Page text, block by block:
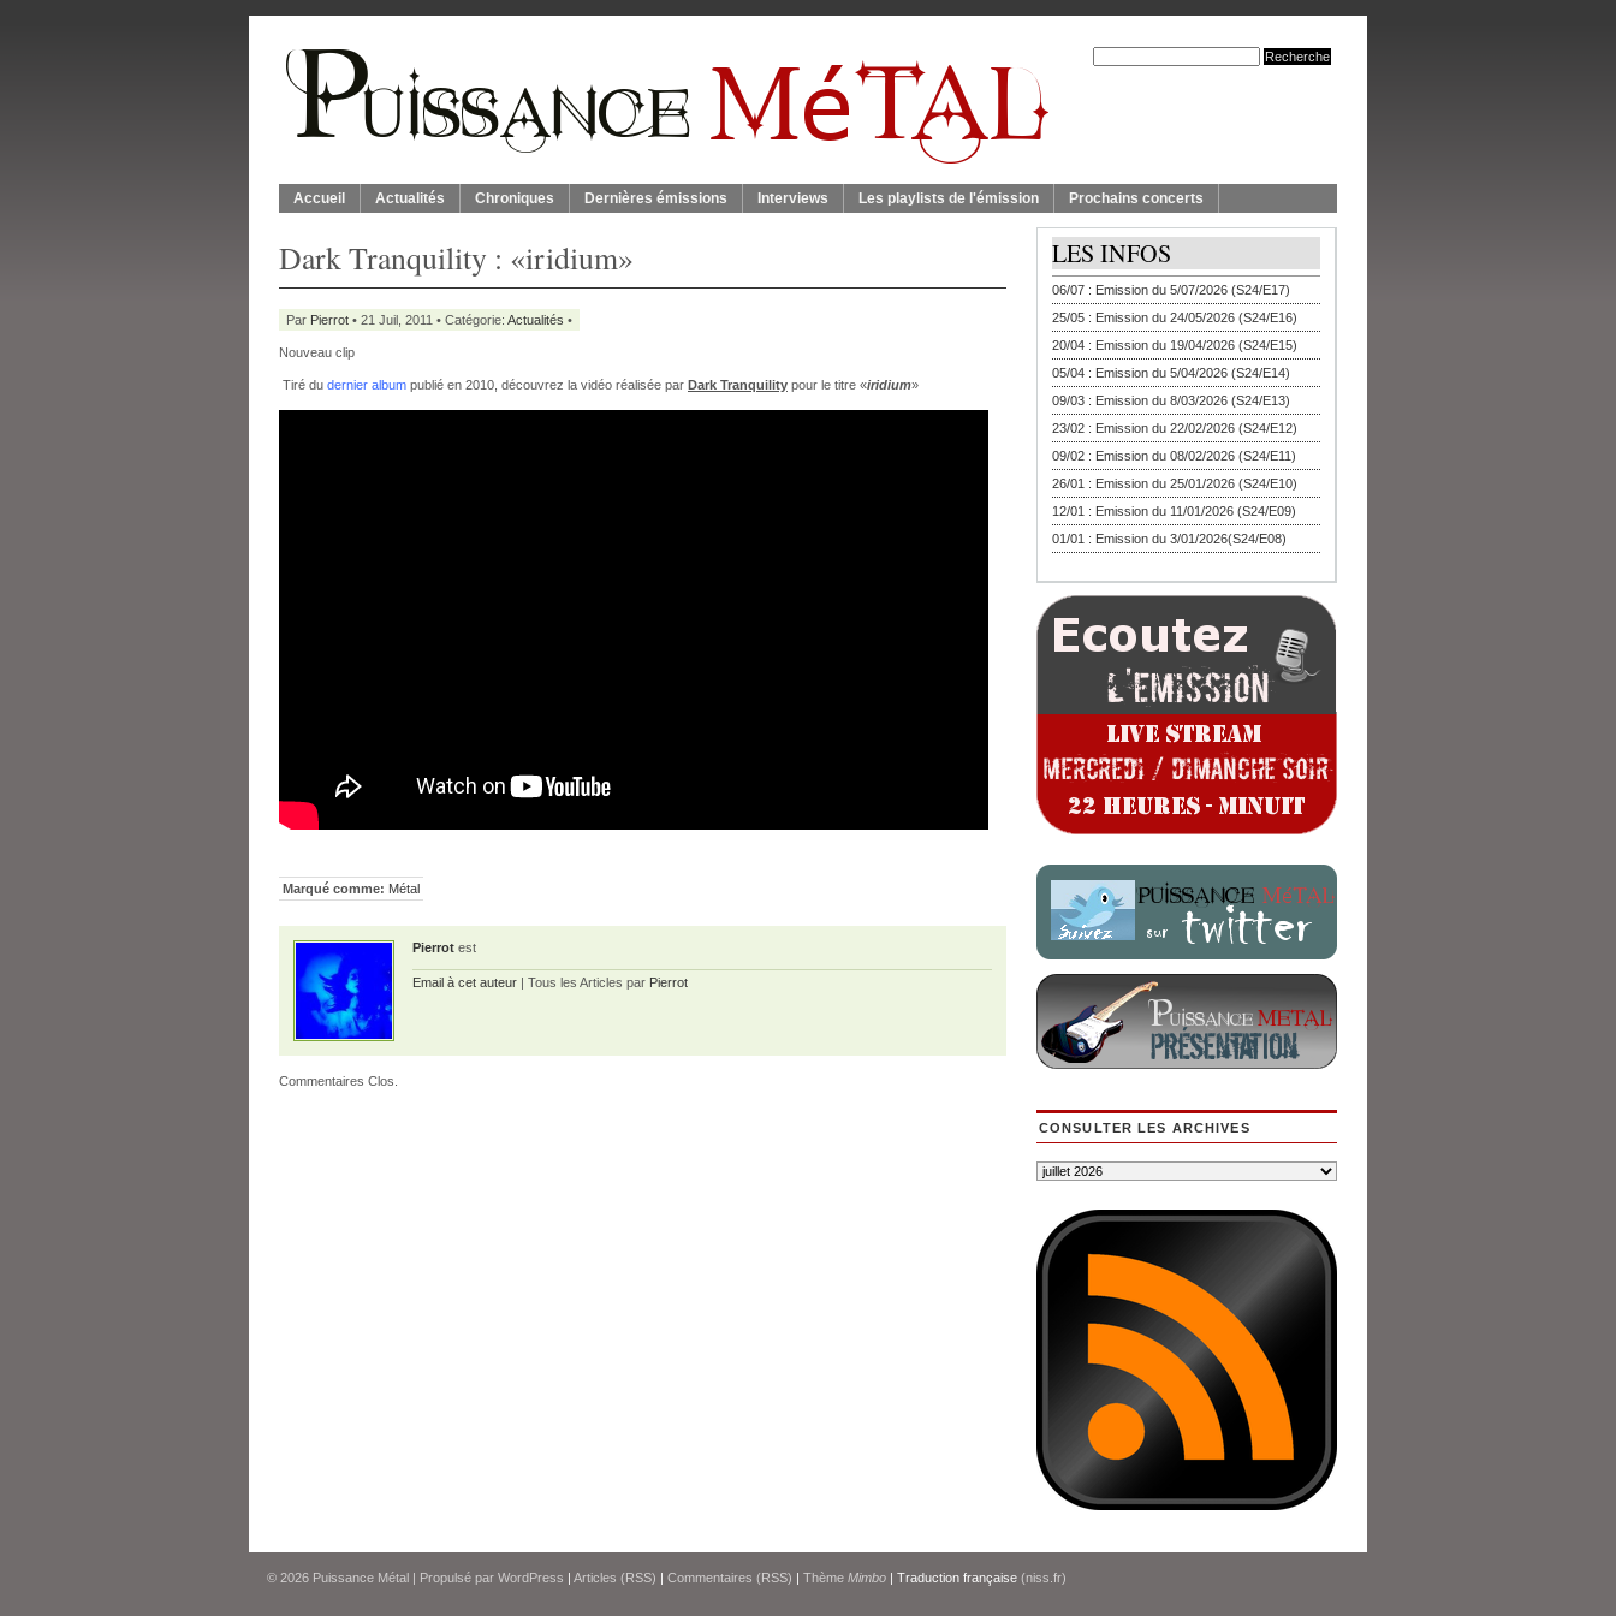
Accueil Actualités Chroniques Dernières émissions Interviews Les playlists de l'émission Prochains concerts
Dark Tranquility : «iridium»
Par Pierrot • 21 Juil, 2011 • Catégorie: Actualités •
Nouveau clip
Tiré du dernier album publié en 2010, découvrez la vidéo réalisée par Dark Tranquility pour le titre «iridium»
Marqué comme: Métal
Pierrot est
Email à cet auteur | Tous les Articles par Pierrot
Commentaires Clos.
LES INFOS
06/07 : Emission du 5/07/2026 (S24/E17)
25/05 : Emission du 24/05/2026 (S24/E16)
20/04 : Emission du 19/04/2026 (S24/E15)
05/04 : Emission du 5/04/2026 (S24/E14)
09/03 : Emission du 8/03/2026 (S24/E13)
23/02 : Emission du 22/02/2026 (S24/E12)
09/02 : Emission du 08/02/2026 (S24/E11)
26/01 : Emission du 25/01/2026 (S24/E10)
12/01 : Emission du 11/01/2026 (S24/E09)
01/01 : Emission du 3/01/2026(S24/E08)
CONSULTER LES ARCHIVES
© 2026 Puissance Métal | Propulsé par WordPress | Articles (RSS) | Commentaires (RSS) | Thème Mimbo | Traduction française (niss.fr)